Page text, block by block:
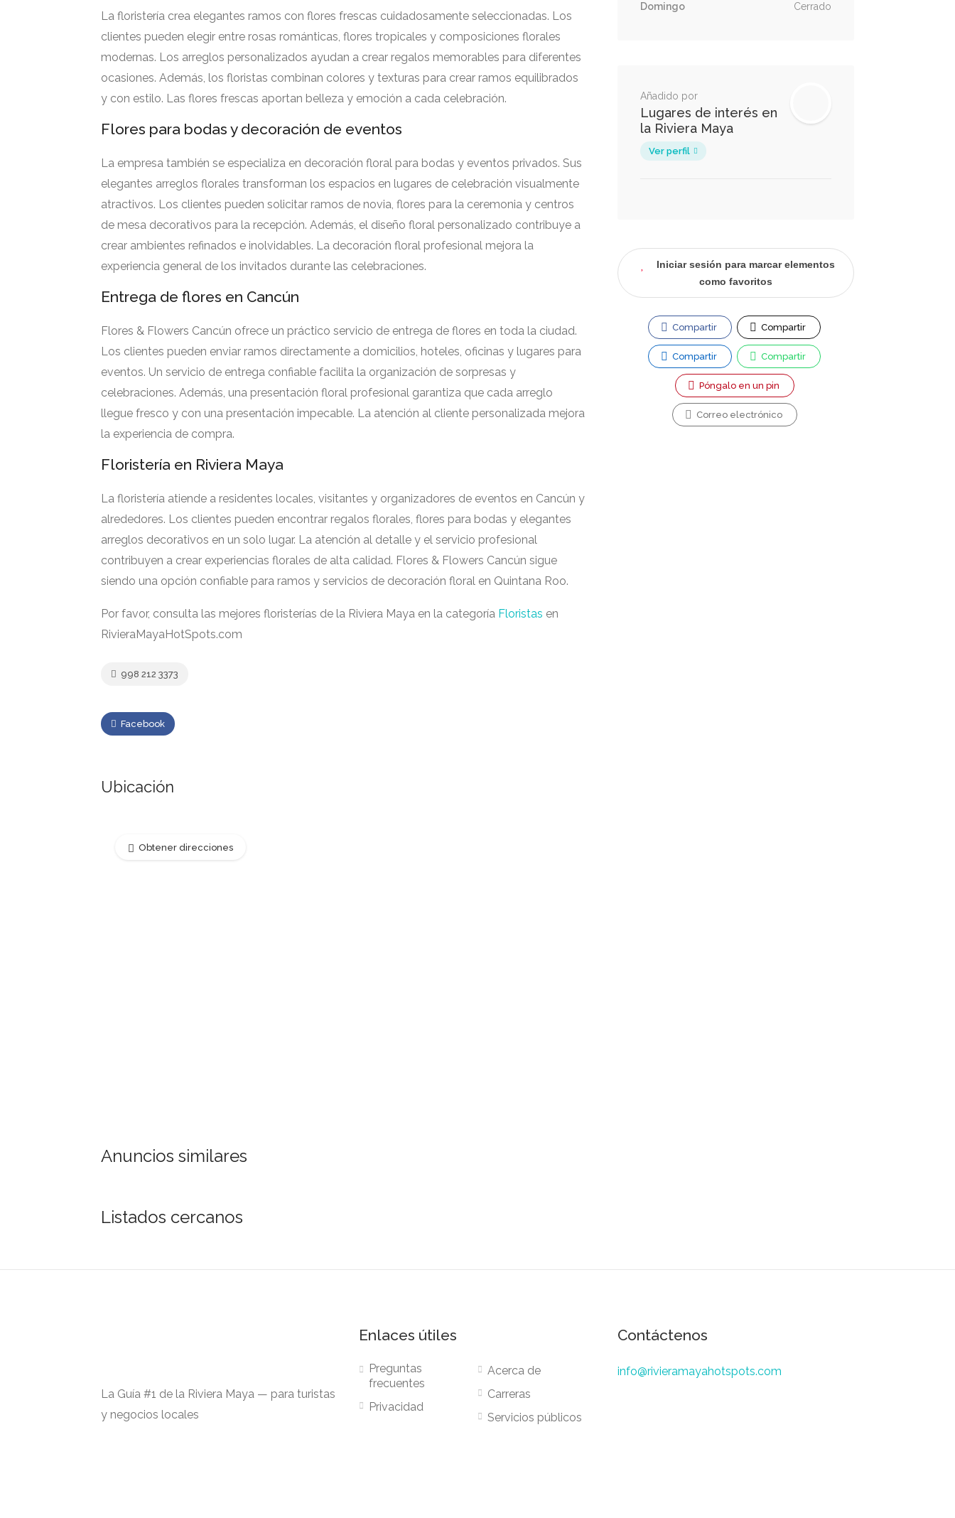
La floristería crea elegantes ramos con flores frescas cuidadosamente seleccionadas. Los
clientes pueden elegir entre rosas románticas, flores tropicales y composiciones florales
modernas. Los arreglos personalizados ayudan a crear regalos memorables para diferentes
ocasiones. Además, los floristas combinan colores y texturas para crear ramos equilibrados
y con estilo. Las flores frescas aportan belleza y emoción a cada celebración.
Flores para bodas y decoración de eventos
La empresa también se especializa en decoración floral para bodas y eventos privados. Sus
elegantes arreglos florales transforman los espacios en lugares de celebración visualmente
atractivos. Los clientes pueden solicitar ramos de novia, flores para la ceremonia y centros
de mesa decorativos para la recepción. Además, el diseño floral personalizado contribuye a
crear ambientes refinados e inolvidables. La decoración floral profesional mejora la
experiencia general de los invitados durante las celebraciones.
Entrega de flores en Cancún
Flores & Flowers Cancún ofrece un práctico servicio de entrega de flores en toda la ciudad.
Los clientes pueden enviar ramos directamente a domicilios, hoteles, oficinas y lugares para
eventos. Un servicio de entrega confiable facilita la organización de sorpresas y
celebraciones. Además, una presentación floral profesional garantiza que cada arreglo
llegue fresco y con una presentación impecable. La atención al cliente personalizada mejora
la experiencia de compra.
Floristería en Riviera Maya
La floristería atiende a residentes locales, visitantes y organizadores de eventos en Cancún y
alrededores. Los clientes pueden encontrar regalos florales, flores para bodas y elegantes
arreglos decorativos en un solo lugar. La atención al detalle y el servicio profesional
contribuyen a crear experiencias florales de alta calidad. Flores & Flowers Cancún sigue
siendo una opción confiable para ramos y servicios de decoración floral en Quintana Roo.
Por favor, consulta las mejores floristerías de la Riviera Maya en la categoría Floristas en
RivieraMayaHotSpots.com
998 212 3373
Facebook
Ubicación
Obtener direcciones
Anuncios similares
Listados cercanos
Domingo
Cerrado
Añadido por
Lugares de interés en
la Riviera Maya
Ver perfil
Iniciar sesión para marcar elementos
como favoritos
Compartir Compartir
Compartir Compartir
Póngalo en un pin
Correo electrónico
La Guía #1 de la Riviera Maya — para turistas
y negocios locales
Enlaces útiles
Preguntas
frecuentes
Privacidad
Acerca de
Carreras
Servicios públicos
Contáctenos
info@rivieramayahotspots.com